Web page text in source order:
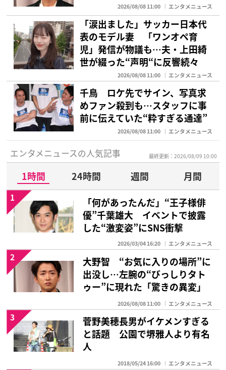
2026/08/08 11:00 エンタメニュース
「涙出ました」サッカー日本代
表のモデル妻 「ワンオペ育
児」発信が物議も…夫・上田綺
世が綴った“声明“に反響続々
2026/08/08 11:00 エンタメニュース
千鳥 ロケ先でサイン、写真求
めファン殺到も…スタッフに事
前に伝えていた“粋すぎる通達”
2026/08/08 11:00 エンタメニュース
エンタメニュースの人気記事 最終更新：2026/08/09 10:00
1時間 24時間 週間
月間
「何があったんだ」“王子様俳
優”千葉雄大 イベントで披露
した“激変姿”にSNS衝撃
2026/03/04 16:20 エンタメニュース
1
大野智 “お気に入りの場所”に
出没し…左腕の“びっしりタト
ゥー”に現れた「驚きの異変」
2026/08/08 11:00 エンタメニュース
2
菅野美穂長男がイケメンすぎる
と話題 公園で堺雅人より有名
人
2018/05/24 16:00 エンタメニュース
3